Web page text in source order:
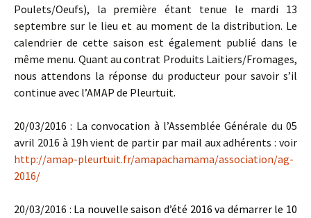
Poulets/Oeufs), la première étant tenue le mardi 13
septembre sur le lieu et au moment de la distribution. Le
calendrier de cette saison est également publié dans le
même menu. Quant au contrat Produits Laitiers/Fromages,
nous attendons la réponse du producteur pour savoir s’il
continue avec l’AMAP de Pleurtuit.
20/03/2016 : La convocation à l’Assemblée Générale du 05
avril 2016 à 19h vient de partir par mail aux adhérents : voir
http://amap-pleurtuit.fr/amapachamama/association/ag-
2016/
20/03/2016 : La nouvelle saison d’été 2016 va démarrer le 10